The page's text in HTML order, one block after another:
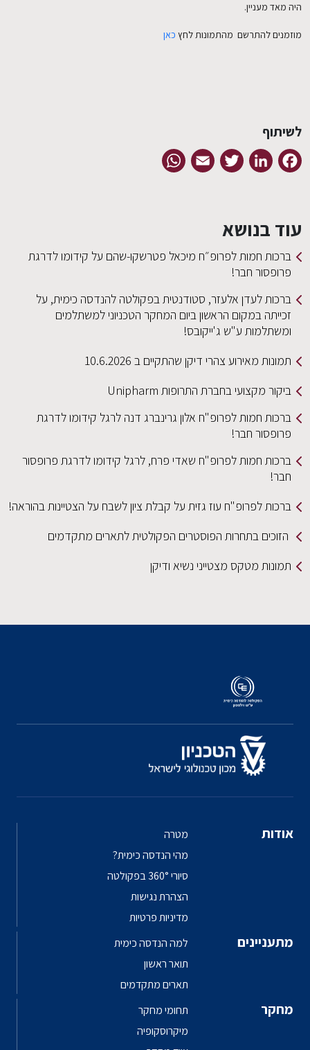
היה מאד מעניין.
מוזמנים להתרשם מהתמונות לחץ כאן
לשיתוף
Facebook
LinkedIn
Twitter
Email
עוד בנושא
ברכות חמות לפרופ״ח מיכאל פטרשקו-שהם על קידומו לדרגת
פרופסור חבר!
ברכות לעדן אלעזר, סטודנטית בפקולטה להנדסה כימית, על
זכייתה במקום הראשון ביום המחקר הטכניוני למשתלמים
ומשתלמות ע"ש ג'ייקובס!
תמונות מאירוע צהרי דיקן שהתקיים ב 10.6.2026
ביקור מקצועי בחברת התרופות Unipharm
ברכות חמות לפרופ"ח אלון גרינברג דנה לרגל קידומו לדרגת
פרופסור חבר!
ברכות חמות לפרופ"ח שאדי פרח, לרגל קידומו לדרגת פרופסור
חבר!
ברכות לפרופ"ח עוז גזית על קבלת ציון לשבח על הצטיינות בהוראה!
הזוכים בתחרות הפוסטרים הפקולטית לתארים מתקדמים
תמונות מטקס מצטייני נשיא ודיקן
אודות
מטרה
מהי הנדסה כימית?
סיורי 360° בפקולטה
הצהרת נגישות
מדיניות פרטיות
מתעניינים
למה הנדסה כימית
תואר ראשון
תארים מתקדמים
מחקר
תחומי מחקר
מיקרוסקופיה